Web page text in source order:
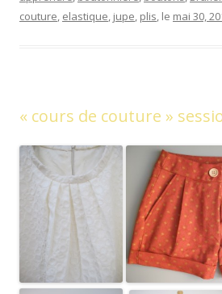
couture elastique jupe plis , le mai 30,
« cours de couture »